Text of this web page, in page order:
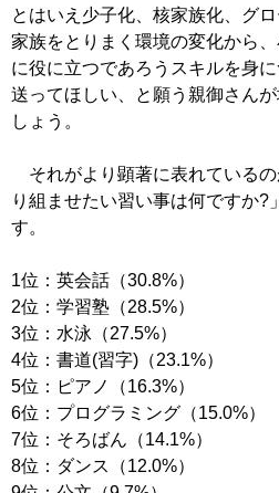
とはいえ少子化、核家族化、グ
家族をとりまく環境の変化から
に役に立つであろうスキルを身
送ってほしい、と願う親御さん
しょう。
それがより顕著に表れている
り組ませたい習い事は何ですか?
す。
1位：英会話（30.8%）
2位：学習塾（28.5%）
3位：水泳（27.5%）
4位：書道(習字)（23.1%）
5位：ピアノ（16.3%）
6位：プログラミング（15.0%）
7位：そろばん（14.1%）
8位：ダンス（12.0%）